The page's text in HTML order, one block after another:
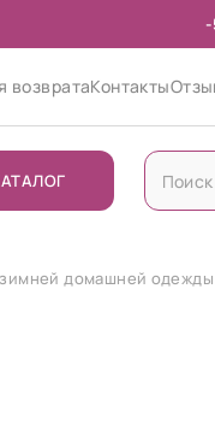
возвратаКонтакты
домашней одежды